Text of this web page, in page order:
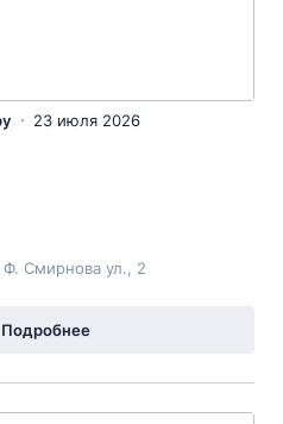
23 июля 2026
Ф. Смирнова ул., 2
Подробнее